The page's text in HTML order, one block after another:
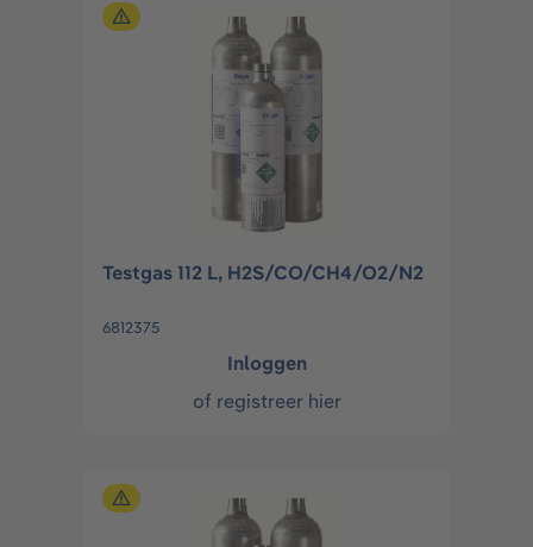
Testgas 112 L, H2S/CO/CH4/O2/N2
6812375
Inloggen
of registreer hier